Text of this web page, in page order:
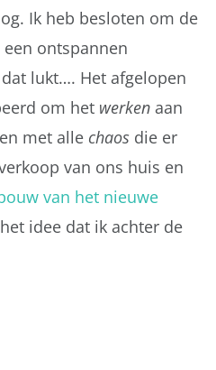
Ik heb besloten om de
ontspannen
lukt…. Het afgelopen
om het werken aan
met alle chaos die er
van ons huis en
van het nieuwe
idee dat ik achter de